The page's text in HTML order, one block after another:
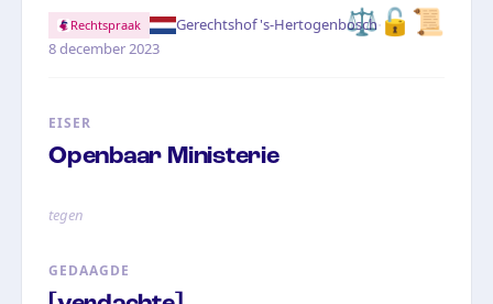
⚖️🔓 📜
Rechtspraak Gerechtshof 's-Hertogenbosch·
8 december 2023
EISER
Openbaar Ministerie
tegen
GEDAAGDE